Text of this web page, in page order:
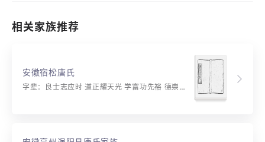
相关家族推荐
安徽宿松唐氏
字辈：良士志应时 道正耀天光 学富功先裕 德崇名自彰 咸怀诒泽大 克念保宗长 继嗣能华国 家声世代昌